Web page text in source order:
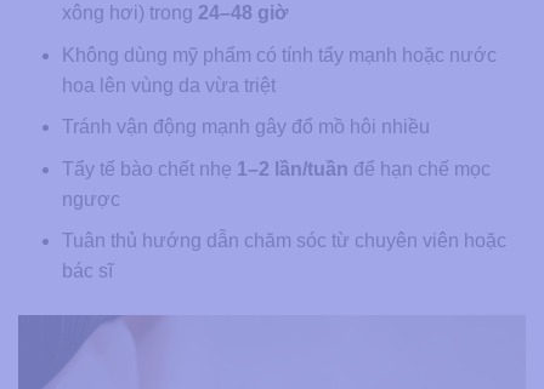
xông hơi) trong 24–48 giờ
Không dùng mỹ phẩm có tính tẩy mạnh hoặc nước
hoa lên vùng da vừa triệt
Tránh vận động mạnh gây đổ mồ hôi nhiều
Tẩy tế bào chết nhẹ 1–2 lần/tuần để hạn chế mọc
ngược
Tuân thủ hướng dẫn chăm sóc từ chuyên viên hoặc
bác sĩ